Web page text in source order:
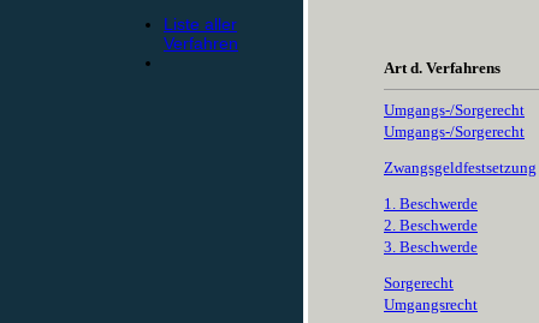
Liste aller
Verfahren
Art d. Verfahrens
Umgangs-/Sorgerecht
Umgangs-/Sorgerecht
Zwangsgeldfestsetzung
1. Beschwerde
2. Beschwerde
3. Beschwerde
Sorgerecht
Umgangsrecht